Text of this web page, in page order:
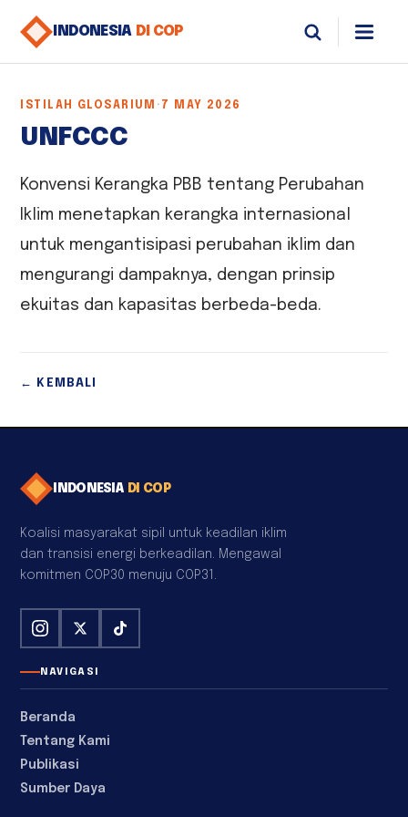
INDONESIA DI COP
ISTILAH GLOSARIUM · 7 MAY 2026
UNFCCC
Konvensi Kerangka PBB tentang Perubahan
Iklim menetapkan kerangka internasional
untuk mengantisipasi perubahan iklim dan
mengurangi dampaknya, dengan prinsip
ekuitas dan kapasitas berbeda-beda.
← KEMBALI
INDONESIA DI COP
Koalisi masyarakat sipil untuk keadilan iklim
dan transisi energi berkeadilan. Mengawal
komitmen COP30 menuju COP31.
NAVIGASI
Beranda
Tentang Kami
Publikasi
Sumber Daya